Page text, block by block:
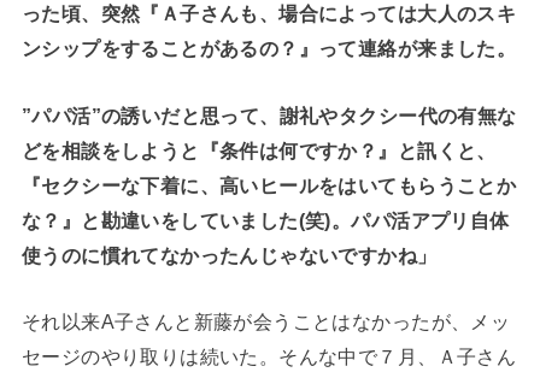
った頃、突然『Ａ子さんも、場合によっては大人のスキ
ンシップをすることがあるの？』って連絡が来ました。
”パパ活”の誘いだと思って、謝礼やタクシー代の有無な
どを相談をしようと『条件は何ですか？』と訊くと、
『セクシーな下着に、高いヒールをはいてもらうことか
な？』と勘違いをしていました(笑)。パパ活アプリ自体
使うのに慣れてなかったんじゃないですかね」
それ以来A子さんと新藤が会うことはなかったが、メッ
セージのやり取りは続いた。そんな中で７月、Ａ子さん